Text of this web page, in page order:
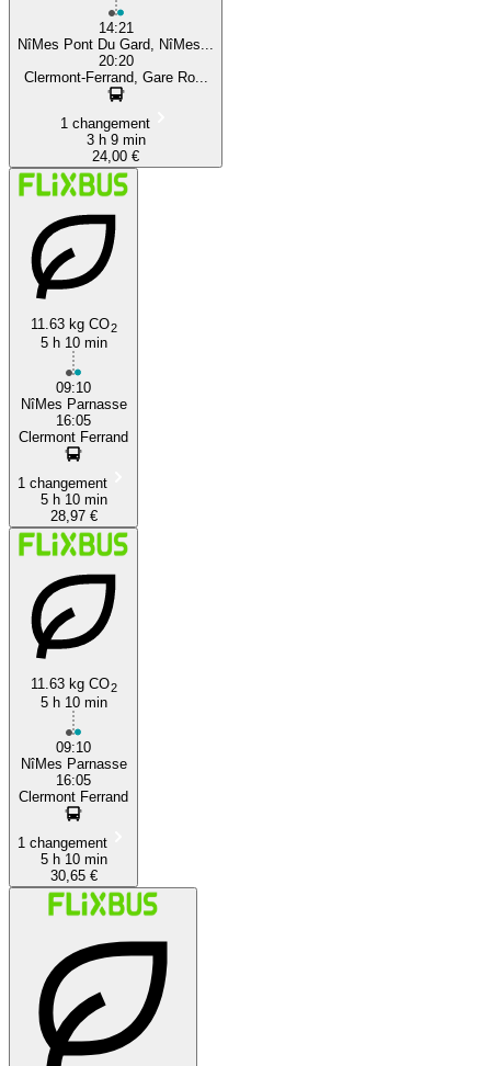
14:21
NîMes Pont Du Gard, NîMes...
20:20
Clermont-Ferrand, Gare Ro...
1 changement
3 h 9 min
24,00 €
11.63 kg CO2
5 h 10 min
09:10
NîMes Parnasse
16:05
Clermont Ferrand
1 changement
5 h 10 min
28,97 €
11.63 kg CO2
5 h 10 min
09:10
NîMes Parnasse
16:05
Clermont Ferrand
1 changement
5 h 10 min
30,65 €